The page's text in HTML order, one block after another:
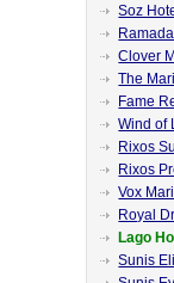
Soz
Clover
The
Fame
Wind of
Rixos
Rixos
Vox
Royal
Lago
Sunis